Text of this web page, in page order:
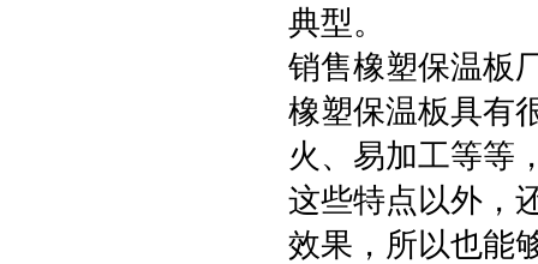
典型。
销售橡塑保温板
橡塑保温板具有
火、易加工等等
这些特点以外，
效果，所以也能